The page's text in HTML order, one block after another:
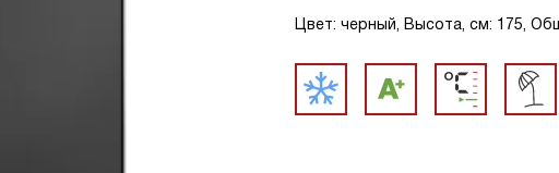
Цвет: черный, Высота, см: 175,